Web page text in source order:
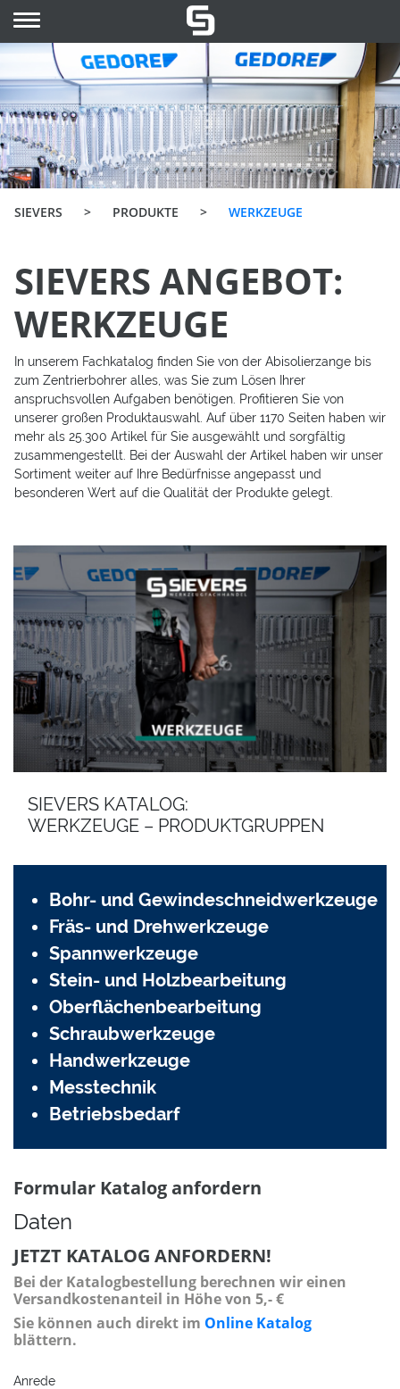
SIEVERS > PRODUKTE > WERKZEUGE
SIEVERS ANGEBOT:
WERKZEUGE
In unserem Fachkatalog finden Sie von der Abisolierzange bis
zum Zentrierbohrer alles, was Sie zum Lösen Ihrer
anspruchsvollen Aufgaben benötigen. Profitieren Sie von
unserer großen Produktauswahl. Auf über 1170 Seiten haben wir
mehr als 25.300 Artikel für Sie ausgewählt und sorgfältig
zusammengestellt. Bei der Auswahl der Artikel haben wir unser
Sortiment weiter auf Ihre Bedürfnisse angepasst und
besonderen Wert auf die Qualität der Produkte gelegt.
SIEVERS KATALOG:
WERKZEUGE – PRODUKTGRUPPEN
Bohr- und Gewindeschneidwerkzeuge
Fräs- und Drehwerkzeuge
Spannwerkzeuge
Stein- und Holzbearbeitung
Oberflächenbearbeitung
Schraubwerkzeuge
Handwerkzeuge
Messtechnik
Betriebsbedarf
Formular Katalog anfordern
Daten
JETZT KATALOG ANFORDERN!
Bei der Katalogbestellung berechnen wir einen
Versandkostenanteil in Höhe von 5,- €
Sie können auch direkt im Online Katalog
blättern.
Anrede